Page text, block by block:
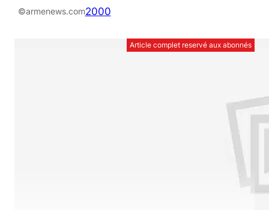
©armenews.com2000
Article complet reservé aux abonnés